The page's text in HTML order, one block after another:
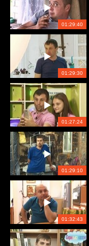
01:29:40
01:29:30
01:27:24
01:29:10
01:32:43